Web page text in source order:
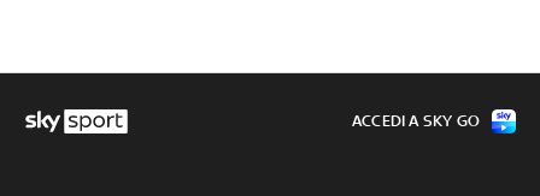
ACCEDI A SKY GO